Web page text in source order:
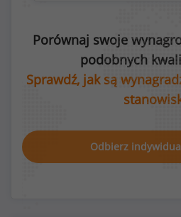
Porównaj swoje
podobnych
Sprawdź, jak są
Odbierz